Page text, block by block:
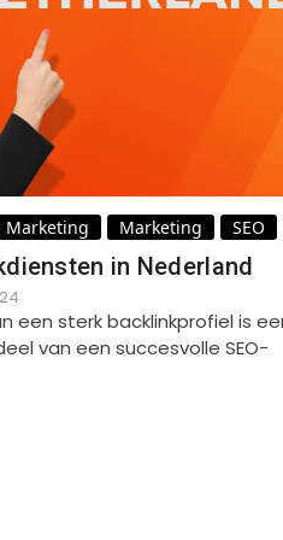
Marketing Marketing SEO
in Nederland
een sterk backlinkprofiel is
van een succesvolle SEO-